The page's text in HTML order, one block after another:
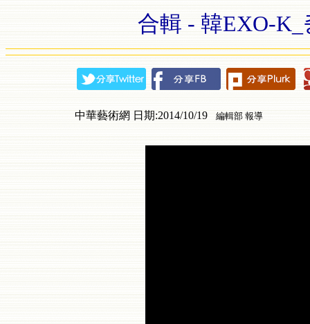
合輯 - 韓EXO-K_
中華藝術網 日期:2014/10/19 編輯部 報導